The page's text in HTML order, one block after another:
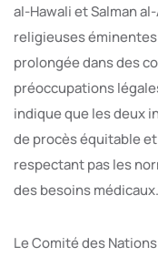
al-Hawali et Salman
religieuses
prolongée dans des
préoccupations
indique que les deux
de procès équitable
respectant pas les
des besoins médicaux.
Le Comité des